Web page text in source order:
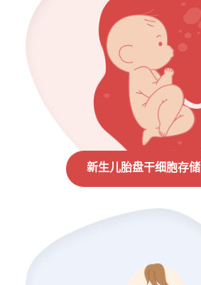
新生儿胎盘干细胞存储